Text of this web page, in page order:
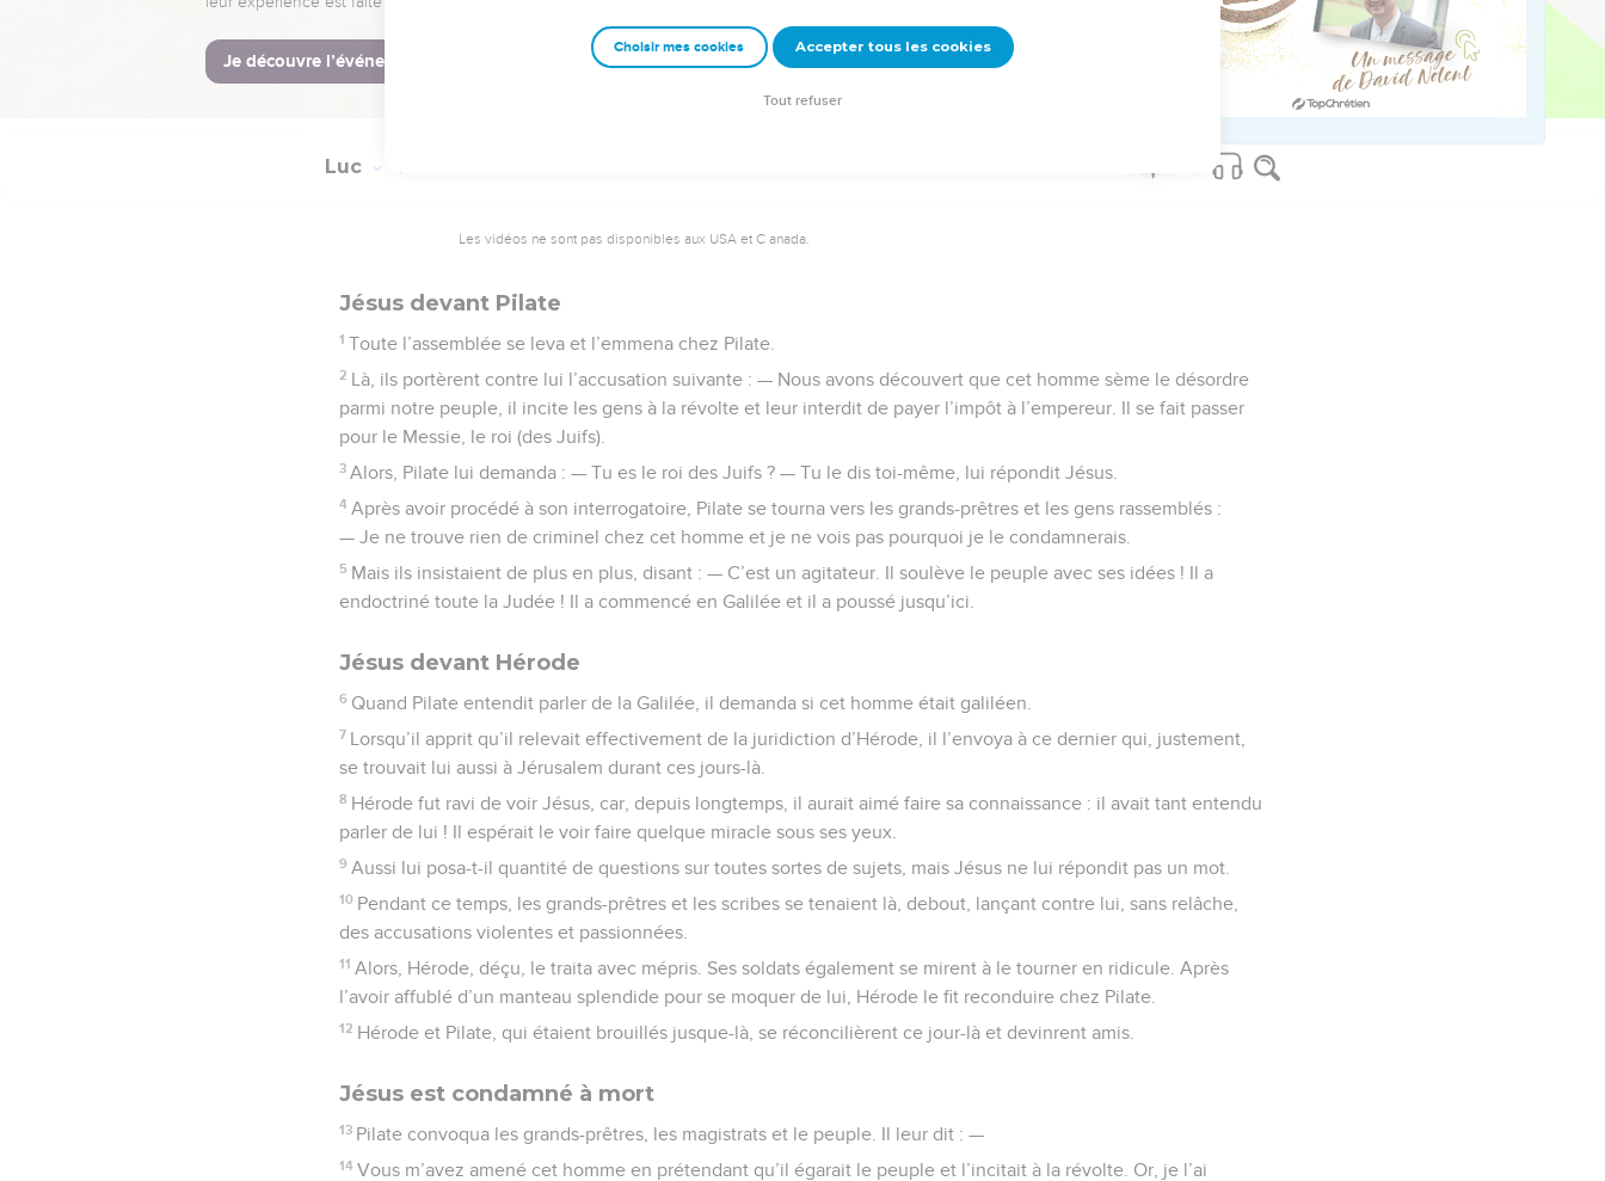
l’entendre nous-mêmes de sa propre bouche.
© 2013 - 2010 BLF Editions
Luc
Les vidéos ne sont pas disponibles aux USA et C anada.
Jésus devant Pilate
1 Toute l’assemblée se leva et l’emmena chez Pilate.
2 Là, ils portèrent contre lui l’accusation suivante : — Nous avons découvert que cet homme sème le désordre
parmi notre peuple, il incite les gens à la révolte et leur interdit de payer l’impôt à l’empereur. Il se fait passer
pour le Messie, le roi (des Juifs).
3 Alors, Pilate lui demanda : — Tu es le roi des Juifs ? — Tu le dis toi-même, lui répondit Jésus.
4 Après avoir procédé à son interrogatoire, Pilate se tourna vers les grands-prêtres et les gens rassemblés :
— Je ne trouve rien de criminel chez cet homme et je ne vois pas pourquoi je le condamnerais.
5 Mais ils insistaient de plus en plus, disant : — C’est un agitateur. Il soulève le peuple avec ses idées ! Il a
endoctriné toute la Judée ! Il a commencé en Galilée et il a poussé jusqu’ici.
Jésus devant Hérode
6 Quand Pilate entendit parler de la Galilée, il demanda si cet homme était galiléen.
7 Lorsqu’il apprit qu’il relevait effectivement de la juridiction d’Hérode, il l’envoya à ce dernier qui, justement,
se trouvait lui aussi à Jérusalem durant ces jours-là.
8 Hérode fut ravi de voir Jésus, car, depuis longtemps, il aurait aimé faire sa connaissance : il avait tant entendu
parler de lui ! Il espérait le voir faire quelque miracle sous ses yeux.
9 Aussi lui posa-t-il quantité de questions sur toutes sortes de sujets, mais Jésus ne lui répondit pas un mot.
10 Pendant ce temps, les grands-prêtres et les scribes se tenaient là, debout, lançant contre lui, sans relâche,
des accusations violentes et passionnées.
11 Alors, Hérode, déçu, le traita avec mépris. Ses soldats également se mirent à le tourner en ridicule. Après
l’avoir affublé d’un manteau splendide pour se moquer de lui, Hérode le fit reconduire chez Pilate.
12 Hérode et Pilate, qui étaient brouillés jusque-là, se réconcilièrent ce jour-là et devinrent amis.
Jésus est condamné à mort
13 Pilate convoqua les grands-prêtres, les magistrats et le peuple. Il leur dit : —
14 Vous m’avez amené cet homme en prétendant qu’il égarait le peuple et l’incitait à la révolte. Or, je l’ai
Choisir mes cookies Accepter tous les cookies
Tout refuser